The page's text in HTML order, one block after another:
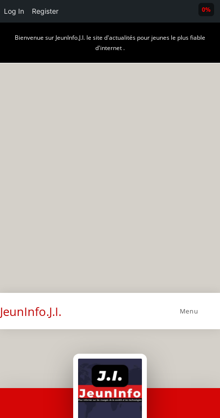
Log In Register
Bienvenue sur JeunInfo.J.I. le site d'actualités pour jeunes le plus fiable
d'internet .
JeunInfo.J.I. Menu
0%